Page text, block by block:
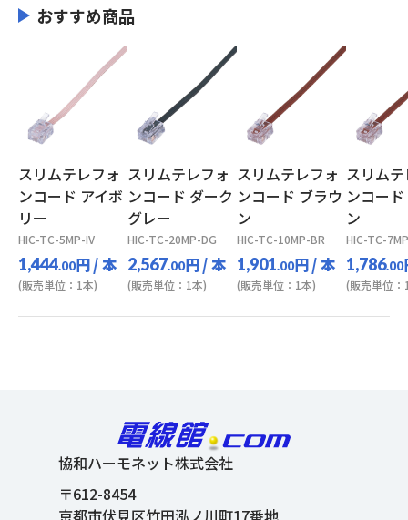
おすすめ商品
スリムテレフォ
ンコード アイボ
リー
HIC-TC-5MP-IV
1,444.00円/ 本
(販売単位：1本)
スリムテレフォ
ンコード ダーク
グレー
HIC-TC-20MP-DG
2,567.00円/ 本
(販売単位：1本)
スリムテレフォ
ンコード ブラウ
ン
HIC-TC-10MP-BR
1,901.00円/ 本
(販売単位：1本)
スリム
ンコー
ン
HIC-TC-
1,786.00
(販売単位：
協和ハーモネット株式会社
〒612-8454
京都市伏見区竹田泓ノ川町17番地